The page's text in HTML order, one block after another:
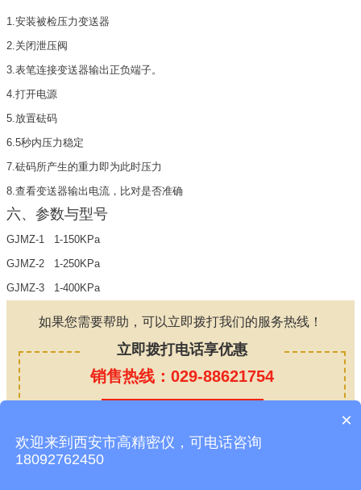
1.安装被检压力变送器
2.关闭泄压阀
3.表笔连接变送器输出正负端子。
4.打开电源
5.放置砝码
6.5秒内压力稳定
7.砝码所产生的重力即为此时压力
8.查看变送器输出电流，比对是否准确
六、参数与型号
GJMZ-1 1-150KPa
GJMZ-2 1-250KPa
GJMZ-3 1-400KPa
如果您需要帮助，可以立即拨打我们的服务热线！
立即拨打电话享优惠
销售热线：029-88621754
×
欢迎来到西安市高精密仪，可电话咨询
18092762450